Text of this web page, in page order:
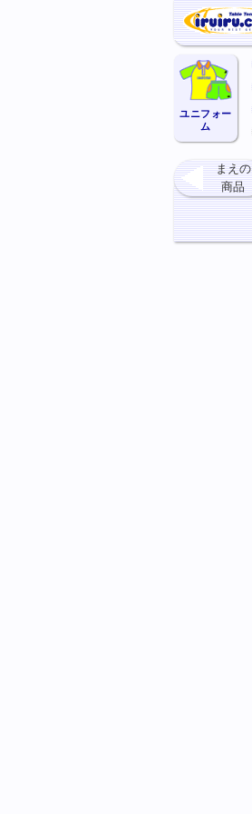
ユニフォー
ム
まえの
商品